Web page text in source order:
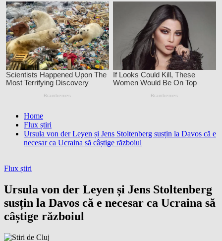
Home
Flux știri
Ursula von der Leyen și Jens Stoltenberg susțin la Davos că e
necesar ca Ucraina să câștige războiul
Flux știri
Ursula von der Leyen și Jens Stoltenberg
susțin la Davos că e necesar ca Ucraina să
câștige războiul